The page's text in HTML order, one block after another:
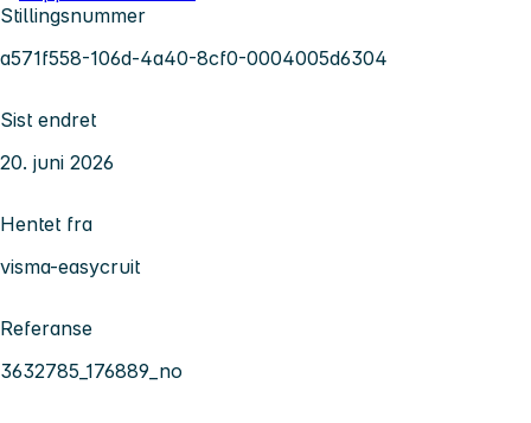
Stillingsnummer
a571f558-106d-4a40-8cf0-0004005d6304
Sist endret
20. juni 2026
Hentet fra
visma-easycruit
Referanse
3632785_176889_no